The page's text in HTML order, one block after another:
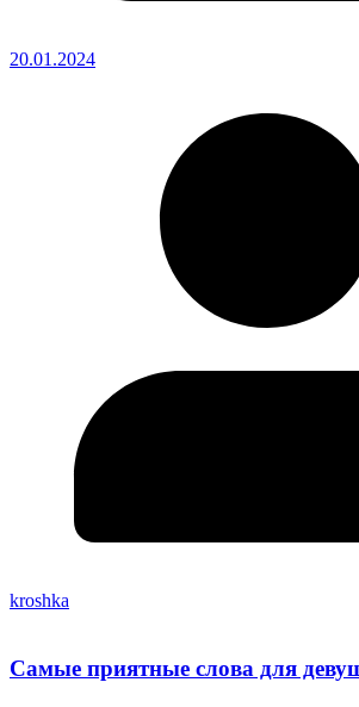
20.01.2024
kroshka
Самые приятные слова для